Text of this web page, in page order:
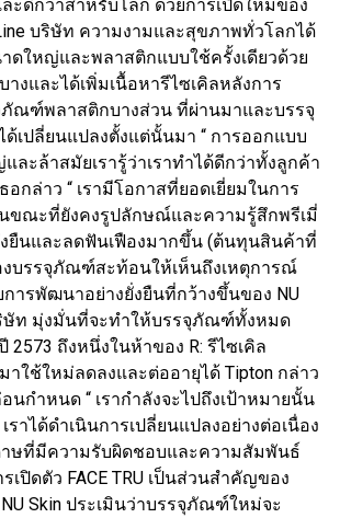
ะดีกว่าสำหรับโลก ด้วยการเปิดใหม่ของ
บริษัท ความงามและสุขภาพทั่วโลกได้
ใหญ่และพลาสติกแบบใช้ครั้งเดียวด้วย
างและได้เพิ่มเนื้อหารีไซเคิลหลังการ
ณฑ์พลาสติกบางส่วน ที่ผ่านมาและบรรจุ
ปลี่ยนแปลงตั้งแต่นั้นมา “ การออกแบบ
ละล้าสมัยเรารู้ว่าเราทำได้ดีกว่าทั้งลูกค้า
อกล่าว “ เรามีโอกาสที่ยอดเยี่ยมในการ
ขณะที่ยังคงรูปลักษณ์และความรู้สึกพรีเมี่
ยืนและลดฟันเฟืองมากขึ้น (ต้นทุนสินค้าที่
งบรรจุภัณฑ์สะท้อนให้เห็นถึงเหตุการณ์
ารพัฒนาอย่างยั่งยืนที่กว้างขึ้นของ NU
ษัท มุ่งมั่นที่จะทำให้บรรจุภัณฑ์ทั้งหมด
2573 ถึงหนึ่งในห้าของ R: รีไซเคิล
าใช้ใหม่ลดลงและต่ออายุได้ Tipton กล่าว
นกำหนด “ เรากำลังจะไปถึงเป้าหมายนั้น
ราได้ดำเนินการเปลี่ยนแปลงอย่างต่อเนื่อง
าษที่มีความรับผิดชอบและความสัมพันธ์
ปิดตัว FACE TRU เป็นส่วนสำคัญของ
Skin ประเมินว่าบรรจุภัณฑ์ใหม่จะ